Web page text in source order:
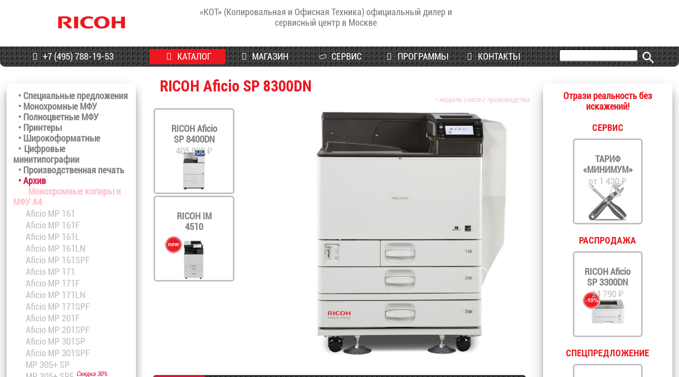
«КОТ» (Копировальная и Офисная Техника) официальный дилер и
сервисный центр в Москве
+7 (495) 788-19-53 КАТАЛОГ МАГАЗИН СЕРВИС ПРОГРАММЫ КОНТАКТЫ
• Специальные предложения
• Монохромные МФУ
• Полноцветные МФУ
• Принтеры
• Широкоформатные
• Цифровые
минитипографии
• Производственная печать
• Архив
Монохромные копиры и
МФУ A4
Aficio MP 161
Aficio MP 161F
Aficio MP 161L
Aficio MP 161LN
Aficio MP 161SPF
Aficio MP 171
Aficio MP 171F
Aficio MP 171LN
Aficio MP 171SPF
Aficio MP 201F
Aficio MP 201SPF
Aficio MP 301SP
Aficio MP 301SPF
MP 305+ SP
Скидка 30%
RICOH Aficio SP 8300DN
* модель снята с производства
RICOH Aficio
SP 8400DN
405 800 ₽
RICOH IM
4510
Отрази реальность без
искажений!
СЕРВИС
ТАРИФ
«МИНИМУМ»
от 1 430 ₽
РАСПРОДАЖА
RICOH Aficio
SP 3300DN
24 790 ₽
СПЕЦПРЕДЛОЖЕНИЕ